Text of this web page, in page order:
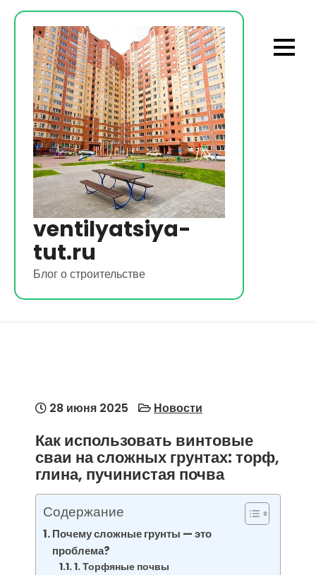
Перейти
содержимому
ventilyatsiya-
tut.ru
Блог о строительстве
28 июня 2025 Новости
Как использовать винтовые
сваи на сложных грунтах: торф,
глина, пучинистая почва
Содержание
Почему сложные грунты — это
проблема?
1. Торфяные почвы